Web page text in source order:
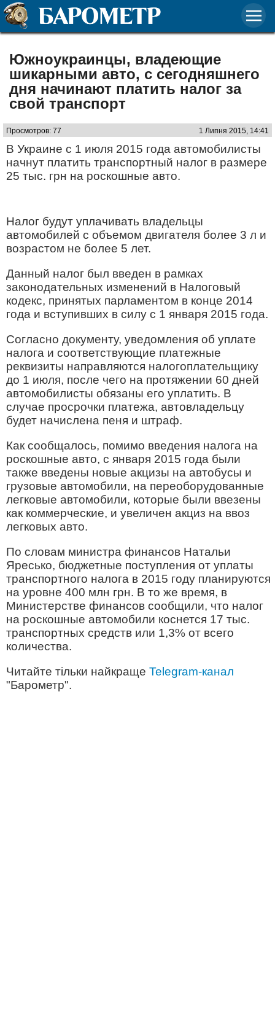
Южноукраинцы, владеющие
шикарными авто, с сегодняшнего
дня начинают платить налог за
свой транспорт
Просмотров: 77 1 Липня 2015, 14:41
В Украине с 1 июля 2015 года автомобилисты
начнут платить транспортный налог в размере
25 тыс. грн на роскошные авто.
Налог будут уплачивать владельцы
автомобилей с объемом двигателя более 3 л и
возрастом не более 5 лет.
Данный налог был введен в рамках
законодательных изменений в Налоговый
кодекс, принятых парламентом в конце 2014
года и вступивших в силу с 1 января 2015 года.
Согласно документу, уведомления об уплате
налога и соответствующие платежные
реквизиты направляются налогоплательщику
до 1 июля, после чего на протяжении 60 дней
автомобилисты обязаны его уплатить. В
случае просрочки платежа, автовладельцу
будет начислена пеня и штраф.
Как сообщалось, помимо введения налога на
роскошные авто, с января 2015 года были
также введены новые акцизы на автобусы и
грузовые автомобили, на переоборудованные
легковые автомобили, которые были ввезены
как коммерческие, и увеличен акциз на ввоз
легковых авто.
По словам министра финансов Натальи
Яресько, бюджетные поступления от уплаты
транспортного налога в 2015 году планируются
на уровне 400 млн грн. В то же время, в
Министерстве финансов сообщили, что налог
на роскошные автомобили коснется 17 тыс.
транспортных средств или 1,3% от всего
количества.
Читайте тільки найкраще Telegram-канал
"Барометр".